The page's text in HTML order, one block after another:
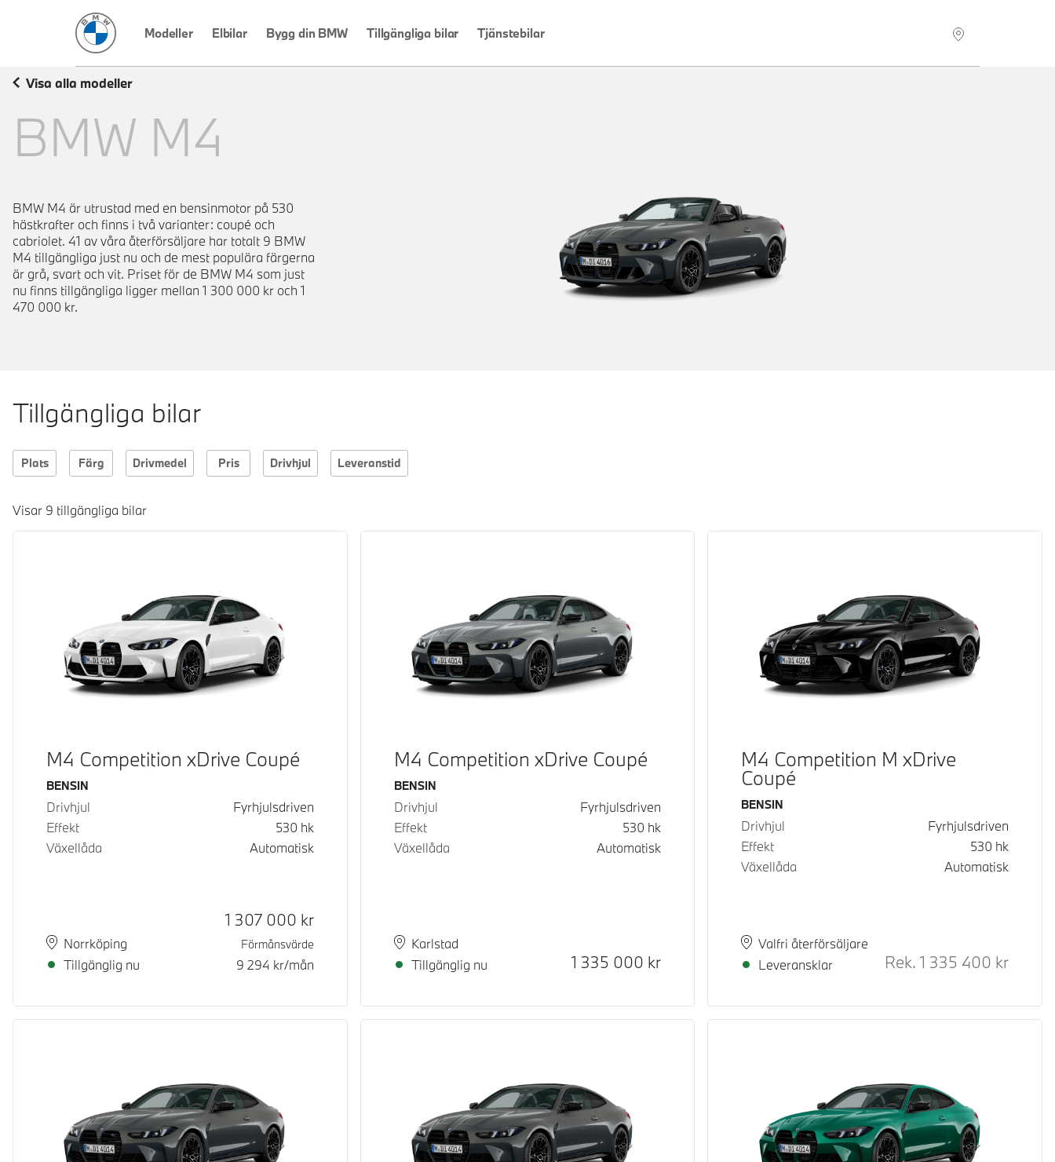
BMW Sverige
Modeller Elbilar Bygg din BMW Tillgängliga bilar Tjänstebilar
Visa alla modeller
BMW M4
BMW M4 är utrustad med en bensinmotor på 530
hästkrafter och finns i två varianter: coupé och
cabriolet. 41 av våra återförsäljare har totalt 9 BMW
M4 tillgängliga just nu och de mest populära färgerna
är grå, svart och vit. Priset för de BMW M4 som just
nu finns tillgängliga ligger mellan 1 300 000 kr och 1
470 000 kr.
Tillgängliga bilar
Plats Färg Drivmedel Pris Drivhjul Leveranstid
Visar 9 tillgängliga bilar
M4 Competition xDrive Coupé
Bränsle
BENSIN
Drivhjul
Fyrhjulsdriven
Effekt
530 hk
Växellåda
Automatisk
PlatsNorrköping
Leveranstid
Tillgänglig nu
Kontantpris
1 307 000 kr
Förmånsvärde
9 294 kr/mån
M4 Competition xDrive Coupé
Bränsle
BENSIN
Drivhjul
Fyrhjulsdriven
Effekt
530 hk
Växellåda
Automatisk
PlatsKarlstad
Leveranstid
Tillgänglig nu
Kontantpris
1 335 000 kr
M4 Competition M xDrive
Coupé
Bränsle
BENSIN
Drivhjul
Fyrhjulsdriven
Effekt
530 hk
Växellåda
Automatisk
PlatsValfri återförsäljare
Leveranstid
Leveransklar
Rek.
Rek. 1 335 400 kr